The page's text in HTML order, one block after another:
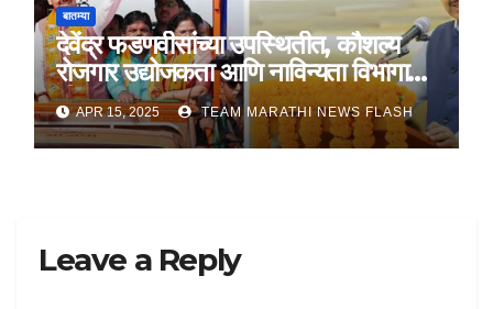
बातम्या
देवेंद्र फडणवीसांच्या उपस्थितीत, कौशल्य
रोजगार उद्योजकता आणि नाविन्यता विभागाचे
तीन सामंजस्य करार
APR 15, 2025 TEAM MARATHI NEWS FLASH
Leave a Reply